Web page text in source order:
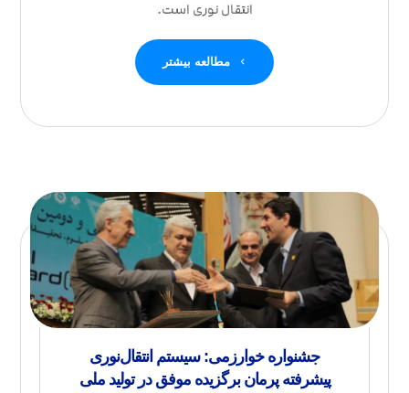
انتقال نوری است.
مطالعه بیشتر
جشنواره خوارزمی: سیستم انتقال‌نوری
پیشرفته پرمان برگزیده موفق در تولید ملی